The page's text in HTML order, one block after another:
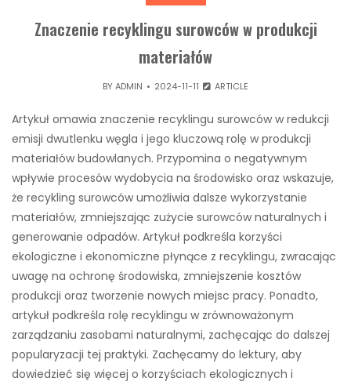
Znaczenie recyklingu surowców w produkcji
materiałów
BYADMIN 2024-11-11 ARTICLE
Artykuł omawia znaczenie recyklingu surowców w redukcji
emisji dwutlenku węgla i jego kluczową rolę w produkcji
materiałów budowlanych. Przypomina o negatywnym
wpływie procesów wydobycia na środowisko oraz wskazuje,
że recykling surowców umożliwia dalsze wykorzystanie
materiałów, zmniejszając zużycie surowców naturalnych i
generowanie odpadów. Artykuł podkreśla korzyści
ekologiczne i ekonomiczne płynące z recyklingu, zwracając
uwagę na ochronę środowiska, zmniejszenie kosztów
produkcji oraz tworzenie nowych miejsc pracy. Ponadto,
artykuł podkreśla rolę recyklingu w zrównoważonym
zarządzaniu zasobami naturalnymi, zachęcając do dalszej
popularyzacji tej praktyki. Zachęcamy do lektury, aby
dowiedzieć się więcej o korzyściach ekologicznych i